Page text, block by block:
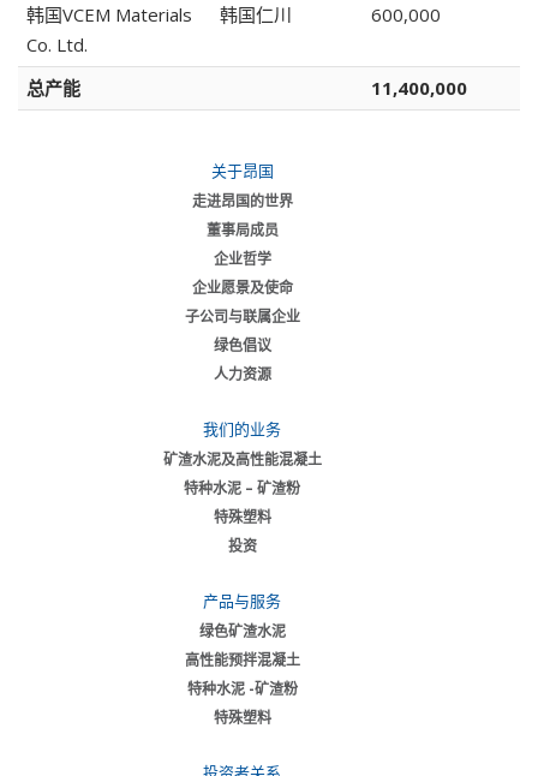
韩国VCEM Materials
Co. Ltd.
韩国仁川 600,000
总产能 11,400,000
关于昂国
走进昂国的世界
董事局成员
企业哲学
企业愿景及使命
子公司与联属企业
绿色倡议
人力资源
我们的业务
矿渣水泥及高性能混凝土
特种水泥 – 矿渣粉
特殊塑料
投资
产品与服务
绿色矿渣水泥
高性能预拌混凝土
特种水泥 -矿渣粉
特殊塑料